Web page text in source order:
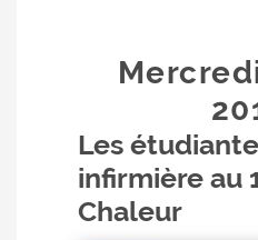
Les
infirmière au
Chaleur